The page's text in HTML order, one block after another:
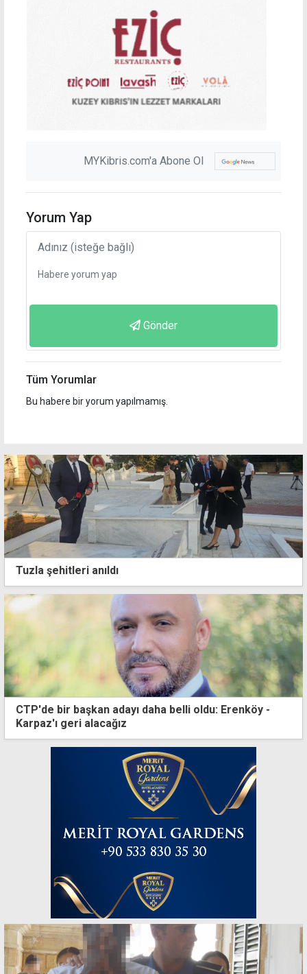
MYKibris.com'a Abone Ol
Yorum Yap
Gönder
Tüm Yorumlar
Bu habere bir yorum yapılmamış.
Tuzla şehitleri anıldı
CTP'de bir başkan adayı daha belli oldu: Erenköy -
Karpaz'ı geri alacağız